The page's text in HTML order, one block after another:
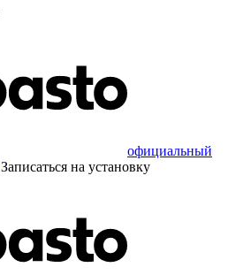
официальный
Записаться на установку